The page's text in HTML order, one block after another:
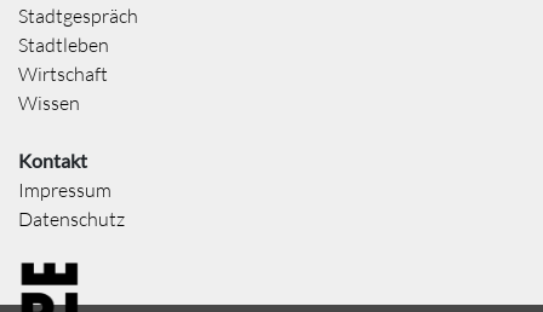
Stadtgespräch
Stadtleben
Wirtschaft
Wissen
Kontakt
Impressum
Datenschutz